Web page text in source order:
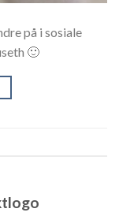
på i sosiale
🙂